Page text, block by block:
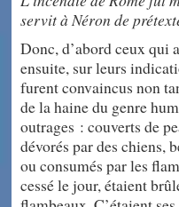
servit à Néron de
Donc, d’abord ceux qui
ensuite, sur leurs
furent convaincus non
de la haine du genre
outrages : couverts de
dévorés par des chiens,
ou consumés par les
cessé le jour, étaient